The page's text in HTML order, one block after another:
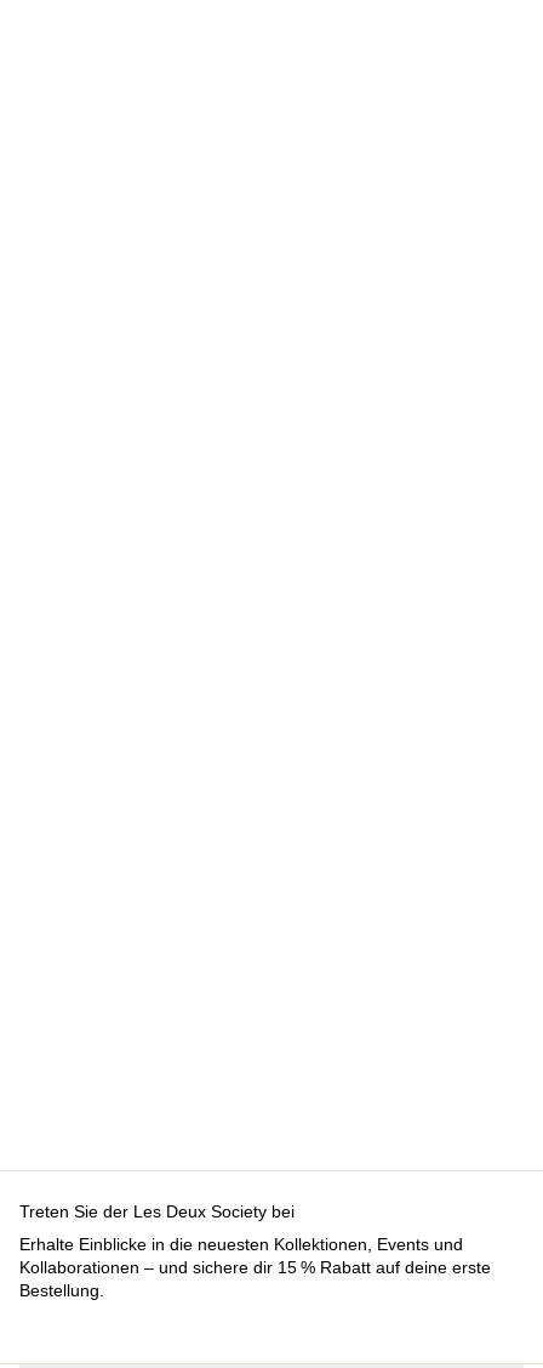
Treten Sie der Les Deux Society bei
Erhalte Einblicke in die neuesten Kollektionen, Events und
Kollaborationen – und sichere dir 15 % Rabatt auf deine erste
Bestellung.